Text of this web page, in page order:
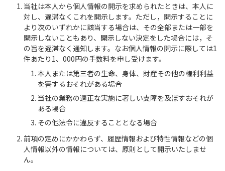
当社は本人から個人情報の開示を求められたときは、本人に
対し、遅滞なくこれを開示します。ただし，開示することに
より次のいずれかに該当する場合は、その全部または一部を
開示しないこともあり、開示しない決定をした場合には，そ
の旨を遅滞なく通知します。なお個人情報の開示に際しては1
件あたり1、000円の手数料を申し受けます。
本人または第三者の生命、身体、財産その他の権利利益
を害するおそれがある場合
当社の業務の適正な実施に著しい支障を及ぼすおそれが
ある場合
その他法令に違反することとなる場合
前項の定めにかかわらず、履歴情報および特性情報などの個
人情報以外の情報については、原則として開示いたしませ
ん。